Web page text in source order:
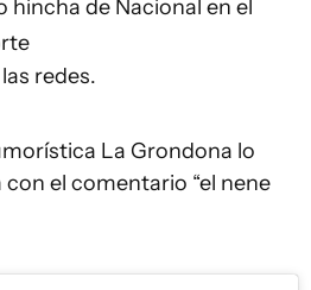
hincha de Nacional en el
redes.
La Grondona lo
el comentario “el nene